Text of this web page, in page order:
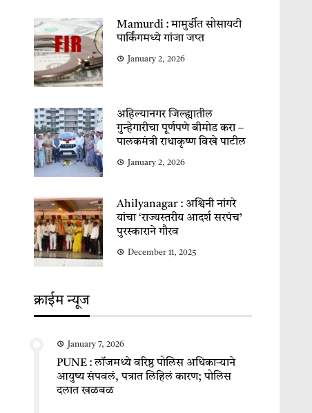
Mamurdi : मामुर्डीत सोसायटी
पार्किंगमध्ये गांजा जप्त
January 2, 2026
अहिल्यानगर जिल्ह्यातील
गुन्हेगारीचा पूर्णपणे बीमोड करा –
पालकमंत्री राधाकृष्ण विखे पाटील
January 2, 2026
Ahilyanagar : अश्विनी नांगरे
यांचा ‘राज्यस्तरीय आदर्श सरपंच’
पुरस्काराने गौरव
December 11, 2025
क्राईम न्यूज
January 7, 2026
PUNE : लॉजमध्ये वरिष्ठ पोलिस अधिकाऱ्याने
आयुष्य संपवलं, पत्रात लिहिलं कारण; पोलिस
दलात खळबळ